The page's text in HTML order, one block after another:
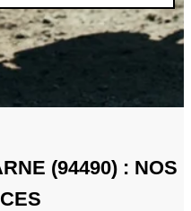
(94490) : NOS